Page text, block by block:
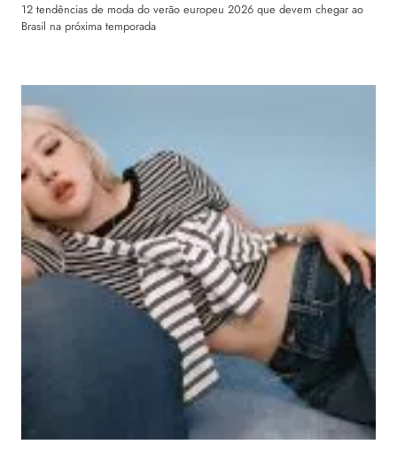
12 tendências de moda do verão europeu 2026 que devem chegar ao
Brasil na próxima temporada